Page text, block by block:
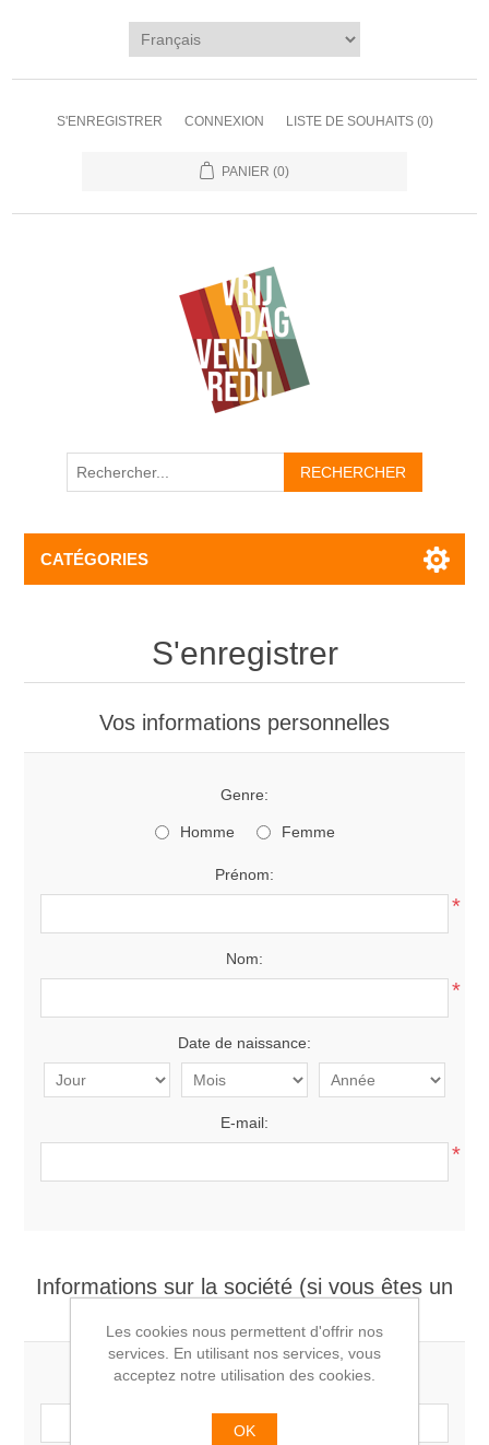
S'ENREGISTRER CONNEXION LISTE DE SOUHAITS (0)
PANIER (0)
CATÉGORIES
S'enregistrer
Vos informations personnelles
Genre:
Homme Femme
Prénom:
*
Nom:
*
Date de naissance:
E-mail:
*
Informations sur la société (si vous êtes un
Société:
Les cookies nous permettent d'offrir nos
services. En utilisant nos services, vous
acceptez notre utilisation des cookies.
OK